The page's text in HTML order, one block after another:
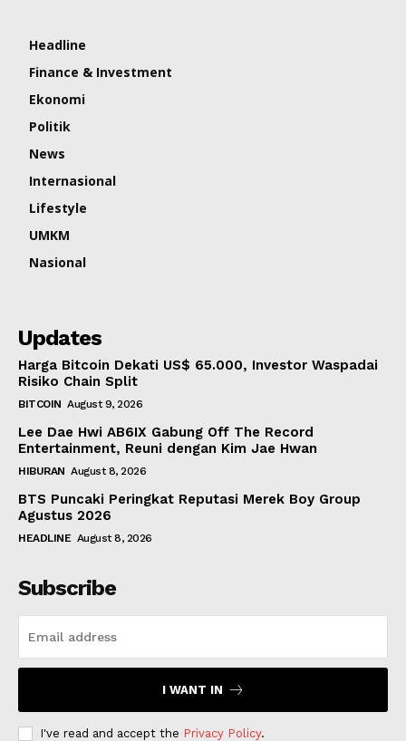
Headline
Finance & Investment
Ekonomi
Politik
News
Internasional
Lifestyle
UMKM
Nasional
Updates
Harga Bitcoin Dekati US$ 65.000, Investor Waspadai
Risiko Chain Split
BITCOIN August 9, 2026
Lee Dae Hwi AB6IX Gabung Off The Record
Entertainment, Reuni dengan Kim Jae Hwan
HIBURAN August 8, 2026
BTS Puncaki Peringkat Reputasi Merek Boy Group
Agustus 2026
HEADLINE August 8, 2026
Subscribe
I WANT IN
I've read and accept the Privacy Policy.